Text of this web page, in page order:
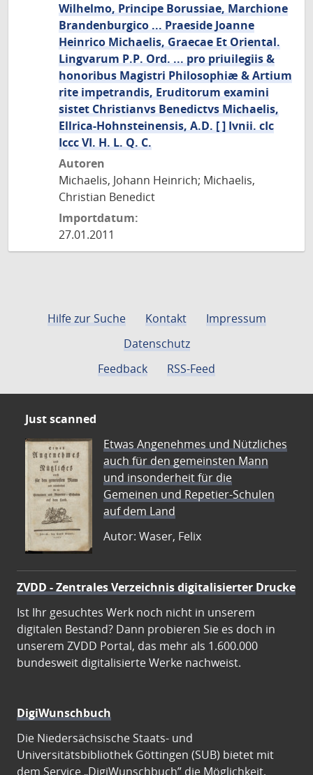
Wilhelmo, Principe Borussiae, Marchione
Brandenburgico ... Praeside Joanne
Heinrico Michaelis, Graecae Et Oriental.
Lingvarum P.P. Ord. ... pro priuilegiis &
honoribus Magistri Philosophiæ & Artium
rite impetrandis, Eruditorum examini
sistet Christianvs Benedictvs Michaelis,
Ellrica-Hohnsteinensis, A.D. [ ] Ivnii. cIc
Iccc VI. H. L. Q. C.
Autoren
Michaelis, Johann Heinrich; Michaelis,
Christian Benedict
Importdatum:
27.01.2011
Hilfe zur Suche Kontakt
Impressum
Datenschutz
Feedback
RSS-Feed
Just scanned
Etwas Angenehmes und Nützliches
auch für den gemeinsten Mann
und insonderheit für die
Gemeinen und Repetier-Schulen
auf dem Land
Autor: Waser, Felix
ZVDD - Zentrales Verzeichnis digitalisierter Drucke
Ist Ihr gesuchtes Werk noch nicht in unserem
digitalen Bestand? Dann probieren Sie es doch in
unserem ZVDD Portal, das mehr als 1.600.000
bundesweit digitalisierte Werke nachweist.
DigiWunschbuch
Die Niedersächsische Staats- und
Universitätsbibliothek Göttingen (SUB) bietet mit
dem Service „DigiWunschbuch” die Möglichkeit,